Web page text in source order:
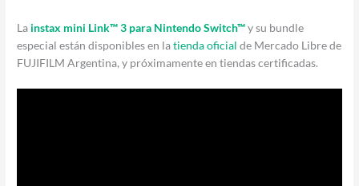
La instax mini Link™ 3 para Nintendo Switch™y su bundle
especial están disponibles en latienda oficialde Mercado Libre de
FUJIFILM Argentina, y próximamente en tiendas certificadas.